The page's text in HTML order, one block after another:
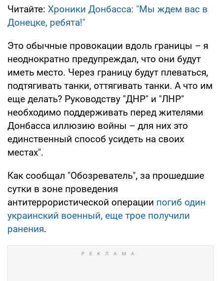
Читайте: Хроники Донбасса: "Мы ждем вас в
Донецке, ребята!"
Это обычные провокации вдоль границы – я
неоднократно предупреждал, что они будут
иметь место. Через границу будут плеваться,
подтягивать танки, оттягивать танки. А что им
еще делать? Руководству "ДНР" и "ЛНР"
необходимо поддерживать перед жителями
Донбасса иллюзию войны – для них это
единственный способ усидеть на своих
местах".
Как сообщал "Обозреватель", за прошедшие
сутки в зоне проведения
антитеррористической операции погиб один
украинский военный, еще трое получили
ранения.